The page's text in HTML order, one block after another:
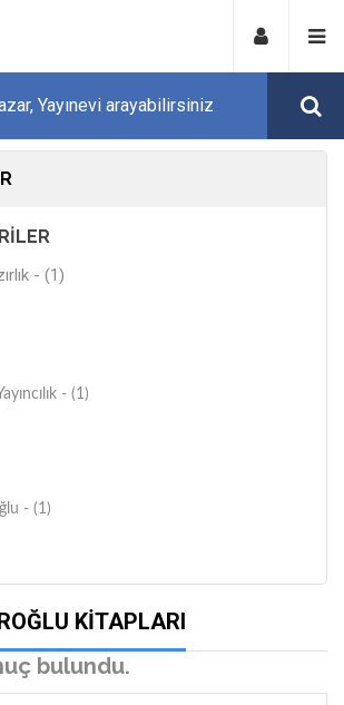
- (1)
- (1)
- (1)
KITAPLARI
bulundu.